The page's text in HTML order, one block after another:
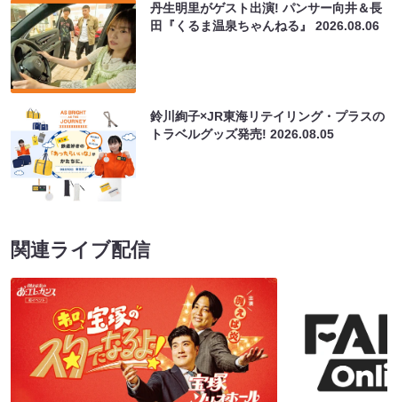
丹生明里がゲスト出演! パンサー向井＆長
田『くるま温泉ちゃんねる』2026.08.06
鈴川絢子×JR東海リテイリング・プラスの
トラベルグッズ発売!2026.08.05
関連ライブ配信